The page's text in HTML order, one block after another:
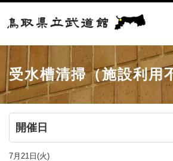
受水槽清掃（施設利用
開催日
7月21日(火)